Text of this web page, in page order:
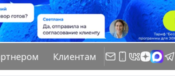
Клиентам